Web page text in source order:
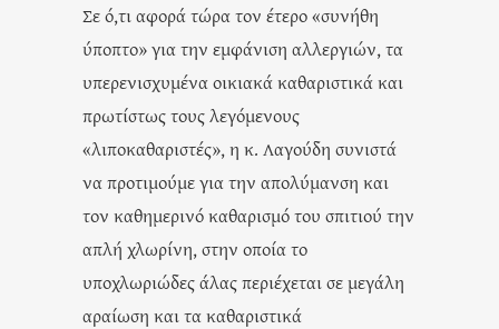
Σε ό,τι αφορά τώρα τον έτερο «συνήθη
ύποπτο» για την εμφάνιση αλλεργιών, τα
υπερενισχυμένα οικιακά καθαριστικά και
πρωτίστως τους λεγόμενους
«λιποκαθαριστές», η κ. Λαγούδη συνιστά
να προτιμούμε για την απολύμανση και
τον καθημερινό καθαρισμό του σπιτιού την
απλή χλωρίνη, στην οποία το
υποχλωριώδες άλας περιέχεται σε μεγάλη
αραίωση και τα καθαριστικά